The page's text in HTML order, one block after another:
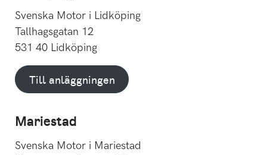
Svenska Motor i Lidköping
Tallhagsgatan 12
531 40 Lidköping
Till anläggningen
Mariestad
Svenska Motor i Mariestad